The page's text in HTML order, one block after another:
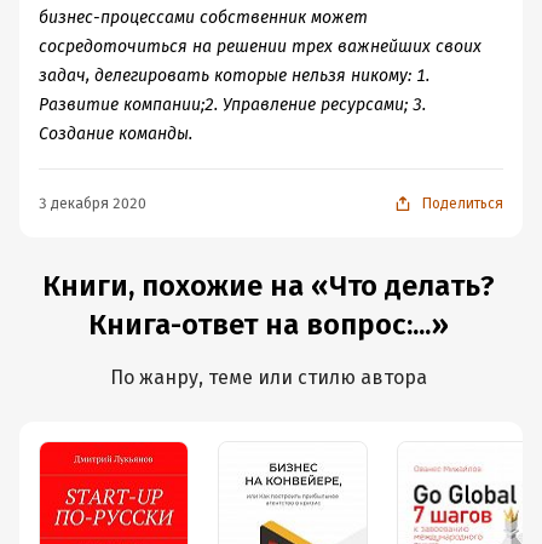
бизнес-процессами собственник может
сосредоточиться на решении трех важнейших своих
задач, делегировать которые нельзя никому: 1.
Развитие компании;2. Управление ресурсами; 3.
Создание команды.
3 декабря 2020 Поделиться
Книги, похожие на «Что делать?
Книга-ответ на вопрос:...»
По жанру, теме или стилю автора